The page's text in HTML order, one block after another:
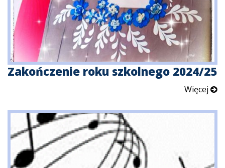
Zakończenie roku szkolnego 2024/25
Więcej